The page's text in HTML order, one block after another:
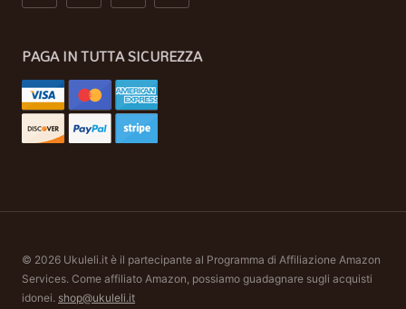
PAGA IN TUTTA SICUREZZA
© 2026 Ukuleli.it è il partecipante al Programma di Affiliazione Amazon
Services. Come affiliato Amazon, possiamo guadagnare sugli acquisti
idonei. shop@ukuleli.it